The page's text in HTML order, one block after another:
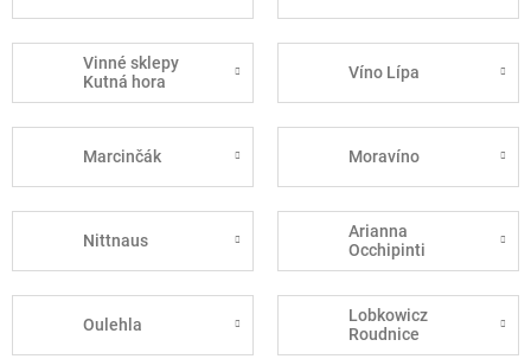
Vinné sklepy
Kutná hora
Víno Lípa
Marcinčák Moravíno
Nittnaus
Arianna
Occhipinti
Oulehla
Lobkowicz
Roudnice